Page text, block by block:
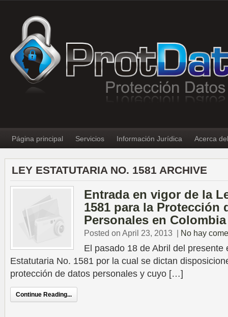
Página principal Servicios Información Jurídica Acerca
LEY ESTATUTARIA NO. 1581 ARCHIVE
Entrada en vigor de la
1581 para la Protección
Personales en Colombia
Posted on April 23, 2013 | No hay
El pasado 18 de Abril del presente
Estatutaria No. 1581 por la cual se dictan
protección de datos personales y cuyo […]
Continue Reading...